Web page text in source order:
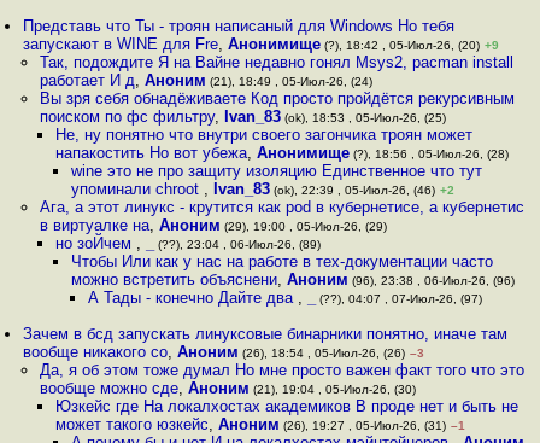
Представь что Ты - троян написаный для Windows Но тебя
запускают в WINE для Fre,Анонимище (?), 18:42 , 05-Июл-26, (20) +9
Так, подождите Я на Вайне недавно гонял Msys2, pacman install
работает И д, Аноним (21), 18:49 , 05-Июл-26, (24)
Вы зря себя обнадёживаете Код просто пройдётся рекурсивным
поиском по фс фильтру, Ivan_83(ok), 18:53 , 05-Июл-26, (25)
Не, ну понятно что внутри своего загончика троян может
напакостить Но вот убежа, Анонимище(?), 18:56 , 05-Июл-26, (28)
wine это не про защиту изоляцию Единственное что тут
упоминали chroot , Ivan_83 (ok), 22:39 , 05-Июл-26, (46) +2
Ага, а этот линукс - крутится как pod в кубернетисе, а кубернетис
в виртуалке на, Аноним (29), 19:00 , 05-Июл-26, (29)
но зоЙчем , (??), 23:04 , 06-Июл-26, (89)
Чтобы Или как у нас на работе в тех-документации часто
можно встретить объяснени,Аноним (96), 23:38 , 06-Июл-26, (96)
А Тады - конечно Дайте два , (??), 04:07 , 07-Июл-26, (97)
Зачем в бсд запускать линуксовые бинарники понятно, иначе там
вообще никакого со,Аноним (26), 18:54 , 05-Июл-26, (26) –3
Да, я об этом тоже думал Но мне просто важен факт того что это
вообще можно сде, Аноним (21), 19:04 , 05-Июл-26, (30)
Юзкейс где На локалхостах академиков В проде нет и быть не
может такого юзкейс, Аноним (26), 19:27 , 05-Июл-26, (31) –1